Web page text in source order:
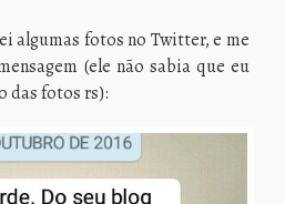
algumas fotos no Twitter, e me
(ele não sabia que eu
das fotos rs):